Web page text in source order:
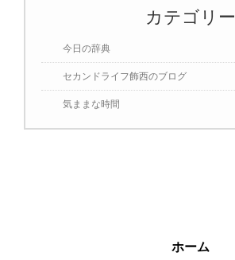
カテゴリー
今日の辞典
セカンドライフ飾西のブログ
気ままな時間
ホーム